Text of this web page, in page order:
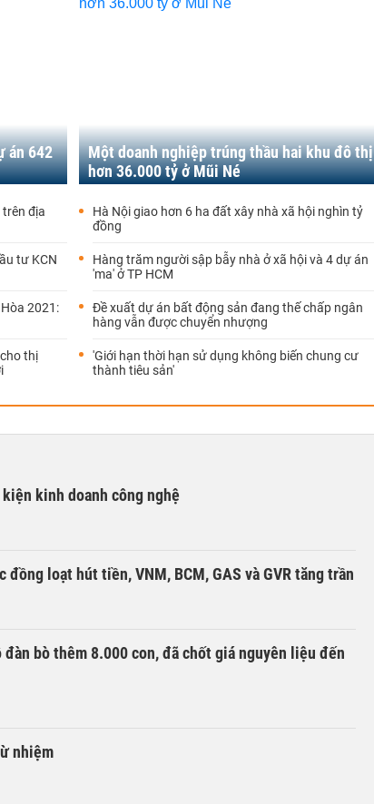
án 642
địa
tư KCN
2021:
thị
Một doanh nghiệp trúng thầu hai khu đô thị
hơn 36.000 tỷ ở Mũi Né
Hà Nội giao hơn 6 ha đất xây nhà xã hội nghìn tỷ
đồng
Hàng trăm người sập bẫy nhà ở xã hội và 4 dự án
'ma' ở TP HCM
Đề xuất dự án bất động sản đang thế chấp ngân
hàng vẫn được chuyển nhượng
'Giới hạn thời hạn sử dụng không biến chung cư
thành tiêu sản'
kinh doanh công nghệ
đồng loạt hút tiền, VNM, BCM, GAS và GVR tăng trần
đàn bò thêm 8.000 con, đã chốt giá nguyên liệu đến
nhiệm